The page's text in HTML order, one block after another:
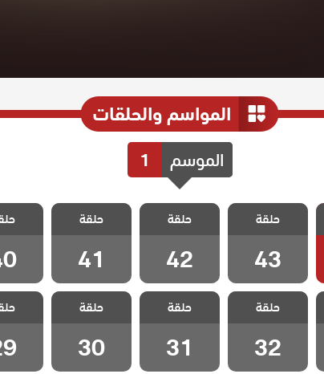
المواسم والحلقات
الموسم 1
مسلسل حلم
اشرف الحلقة 43
حلقة
43
مسلسل حلم
اشرف الحلقة 42
حلقة
42
مسلسل حلم
اشرف الحلقة 41
حلقة
41
اشرف
مسلسل حلم
اشرف الحلقة 32
حلقة
32
مسلسل حلم
اشرف الحلقة 31
حلقة
31
مسلسل حلم
اشرف الحلقة 30
حلقة
30
اشرف